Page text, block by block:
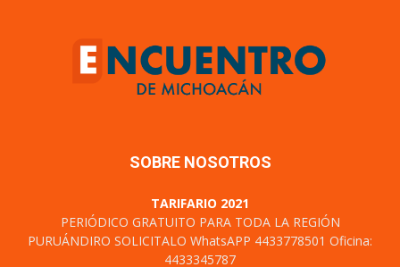
SOBRE NOSOTROS
TARIFARIO 2021
PERIÓDICO GRATUITO PARA TODA LA REGIÓN
PURUÁNDIRO SOLICITALO WhatsAPP 4433778501 Oficina:
4433345787